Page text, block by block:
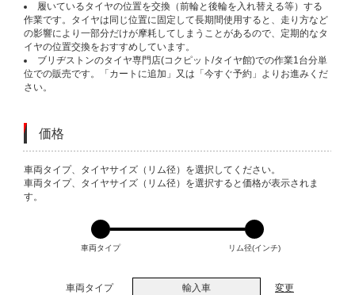
履いているタイヤの位置を交換（前輪と後輪を入れ替える等）する
作業です。タイヤは同じ位置に固定して長期間使用すると、走り方など
の影響により一部分だけが摩耗してしまうことがあるので、定期的なタ
イヤの位置交換をおすすめしています。
ブリヂストンのタイヤ専門店(コクピット/タイヤ館)での作業1台分単
位での販売です。「カートに追加」又は「今すぐ予約」よりお進みくだ
さい。
価格
VARIATIONS
車両タイプ、タイヤサイズ（リム径）を選択してください。
車両タイプ、タイヤサイズ（リム径）を選択すると価格が表示されま
す。
車両タイプ リム径(インチ)
車両タイプ 輸入車 変更